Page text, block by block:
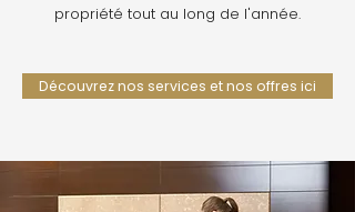
propriété tout au long de l'année.
Découvrez nos services et nos offres ici